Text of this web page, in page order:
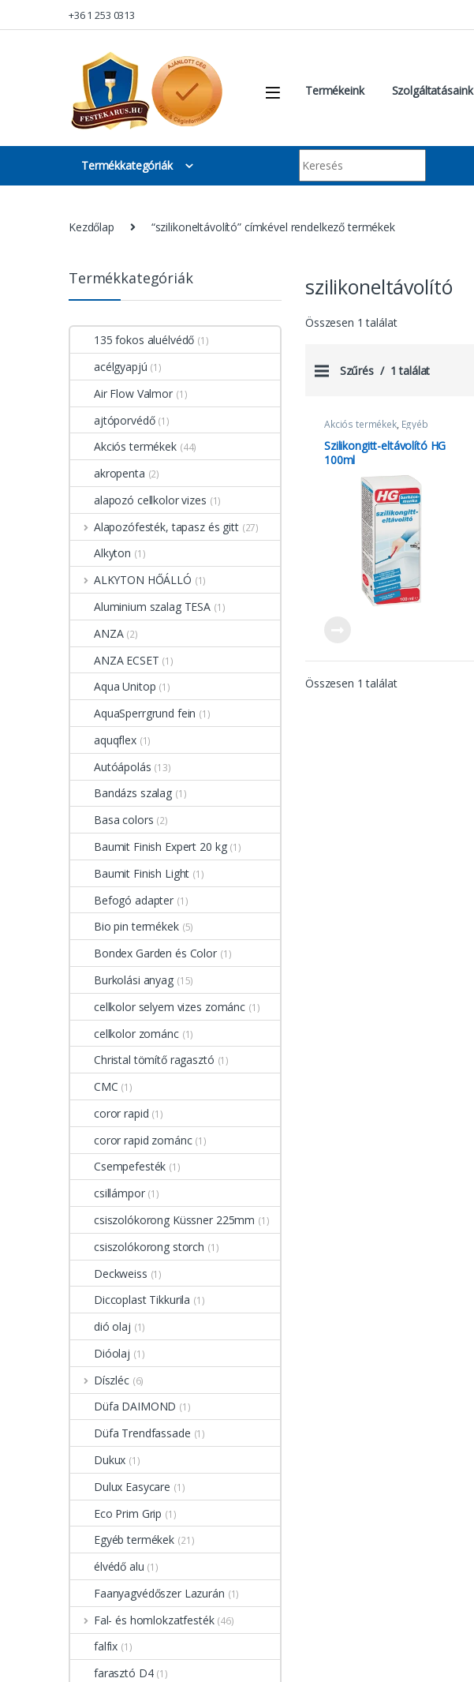
Skip to navigation
Skip to content+36 1 253 0313
Termékeink Szolgáltatásaink
Termékkategóriák
Kezdőlap “szilikoneltávolító” címkével rendelkező termékek
szilikoneltávolító
Összesen 1 találat
Szűrés 1 találat
Akciós termékek, Egyéb
szilikon eltávolító
Tapasz és gitt
Szilikongitt-eltávolító HG
100ml
Összesen 1 találat
Termékkategóriák
135 fokos aluélvédő (1)
acélgyapjú (1)
Air Flow Valmor (1)
ajtóporvédő (1)
Akciós termékek (44)
akropenta (2)
alapozó cellkolor vizes (1)
Alapozófesték, tapasz és gitt (27)
Alkyton (1)
ALKYTON HŐÁLLÓ (1)
Aluminium szalag TESA (1)
ANZA (2)
ANZA ECSET (1)
Aqua Unitop (1)
AquaSperrgrund fein (1)
aquqflex (1)
Autóápolás (13)
Bandázs szalag (1)
Basa colors (2)
Baumit Finish Expert 20 kg (1)
Baumit Finish Light (1)
Befogó adapter (1)
Bio pin termékek (5)
Bondex Garden és Color (1)
Burkolási anyag (15)
cellkolor selyem vizes zománc (1)
cellkolor zománc (1)
Christal tömítő ragasztó (1)
CMC (1)
coror rapid (1)
coror rapid zománc (1)
Csempefesték (1)
csillámpor (1)
csiszolókorong Küssner 225mm (1)
csiszolókorong storch (1)
Deckweiss (1)
Diccoplast Tikkurila (1)
dió olaj (1)
Dióolaj (1)
Díszléc (6)
Düfa DAIMOND (1)
Düfa Trendfassade (1)
Dukux (1)
Dulux Easycare (1)
Eco Prim Grip (1)
Egyéb termékek (21)
élvédő alu (1)
Faanyagvédőszer Lazurán (1)
Fal- és homlokzatfesték (46)
falfix (1)
farasztó D4 (1)